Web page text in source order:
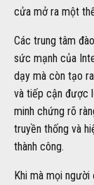
cửa mở ra một
Các trung tâm
sức mạnh của
dạy mà còn tạo
và tiếp cận được
minh chứng rõ
truyền thống và
thành công.
Khi mà mọi